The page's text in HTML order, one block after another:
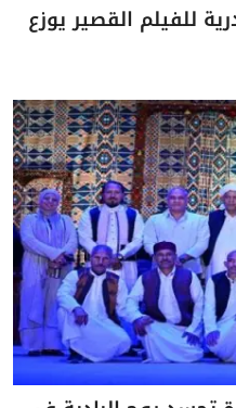
للفيلم القصير يوزع